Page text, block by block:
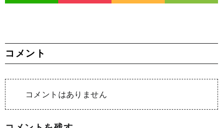
コメント
コメントはありません